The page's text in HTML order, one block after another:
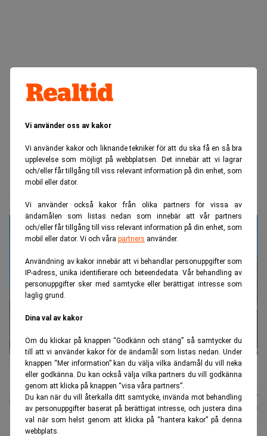
Vi använder oss av kakor
Vi använder kakor och liknande tekniker för att du ska få en så bra
upplevelse som möjligt på webbplatsen. Det innebär att vi lagrar
och/eller får tillgång till viss relevant information på din enhet, som
mobil eller dator.
Vi använder också kakor från olika partners för vissa av
ändamålen som listas nedan som innebär att vår partners
och/eller får tillgång till viss relevant information på din enhet, som
mobil eller dator. Vi och våra partners använder.
Användning av kakor innebär att vi behandlar personuppgifter som
IP-adress, unika identifierare och beteendedata. Vår behandling av
personuppgifter sker med samtycke eller berättigat intresse som
laglig grund.
Dina val av kakor
Om du klickar på knappen “Godkänn och stäng” så samtycker du
till att vi använder kakor för de ändamål som listas nedan. Under
knappen “Mer information” kan du välja vilka ändamål du vill neka
eller godkänna. Du kan också välja vilka partners du vill godkänna
genom att klicka på knappen “visa våra partners”.
Du kan när du vill återkalla ditt samtycke, invända mot behandling
av personuppgifter baserat på berättigat intresse, och justera dina
val när som helst genom att klicka på “hantera kakor” på denna
webbplats.
Realtid.se Hållbarhet
Sandbatteriet sänker utsläpp med 70
procent i Finland
Sandbatteriet i Pornainen lagrar värme i upphettad sand och har
minskat utsläppen med 70 procent. (Foto: Polar Night Energy)
Karin
Andersen
Publicerad:05 aug. 2026
Uppdaterad:05 aug. 2026